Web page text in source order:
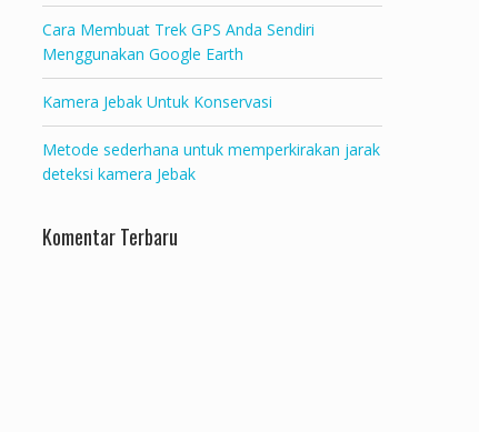
Cara Membuat Trek GPS Anda Sendiri
Menggunakan Google Earth
Kamera Jebak Untuk Konservasi
Metode sederhana untuk memperkirakan jarak
deteksi kamera Jebak
Komentar Terbaru